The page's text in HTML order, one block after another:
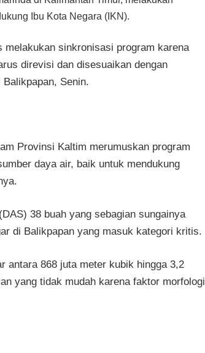
Ibu Kota Negara (IKN).
sinkronisasi program karena
direvisi dan disesuaikan dengan
Balikpapan, Senin.
Provinsi Kaltim merumuskan program
daya air, baik untuk mendukung
38 buah yang sebagian sungainya
di Balikpapan yang masuk kategori kritis.
antara 868 juta meter kubik hingga 3,2
yang tidak mudah karena faktor morfologi